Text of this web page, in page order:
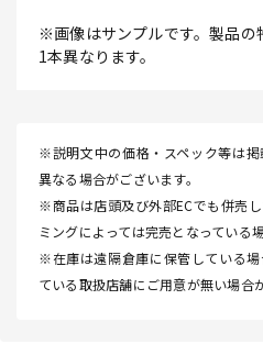
※画像はサンプルです。製品の
1本異なります。
※説明文中の価格・スペック等は
異なる場合がございます。
※商品は店頭及び外部ECでも併売
ミングによっては完売となっている
※在庫は遠隔倉庫に保管している
ている取扱店舗にご用意が無い場合